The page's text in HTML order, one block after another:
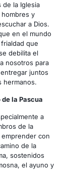
de la Iglesia
y
a Dios.
en el mundo
que
debilita el
nosotros para
juntos
hermanos.
de la Pascua
a
de la
emprender con
de la
sostenidos
el ayuno y